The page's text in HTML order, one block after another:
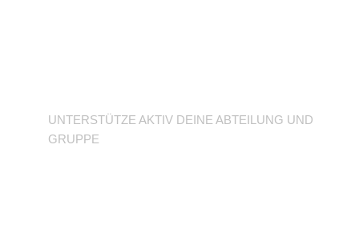
UNTERSTÜTZE AKTIV DEINE ABTEILUNG UND
GRUPPE